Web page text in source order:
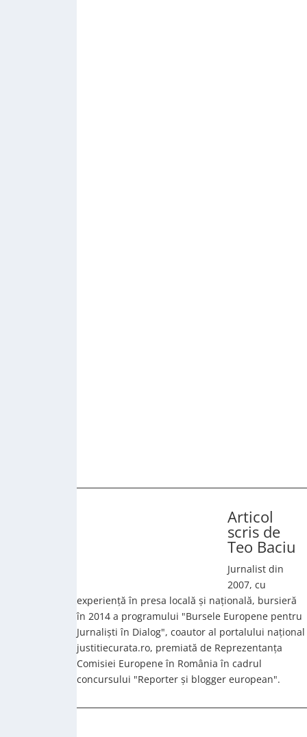
Articol
scris de
Teo Baciu
Jurnalist din
2007, cu
experiență în presa locală și națională, bursieră
în 2014 a programului "Bursele Europene pentru
Jurnaliști în Dialog", coautor al portalului național
justitiecurata.ro, premiată de Reprezentanța
Comisiei Europene în România în cadrul
concursului "Reporter și blogger european".